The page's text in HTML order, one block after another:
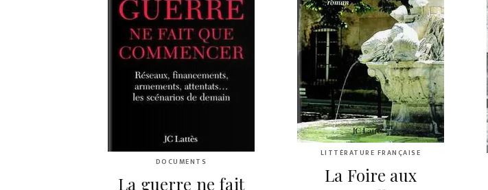
DOCUMENTS
La guerre ne fait
LITTÉRATURE FRANÇAISE
La Foire aux